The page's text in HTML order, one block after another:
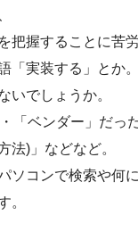
把握することに苦
「実装する」とか
いでしょうか。
「ベンダー」だっ
法)」などなど。
ソコンで検索や何
。